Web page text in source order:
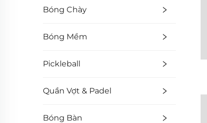
Bóng Chày
Bóng Mềm
Pickleball
Quần Vợt & Padel
Bóng Bàn